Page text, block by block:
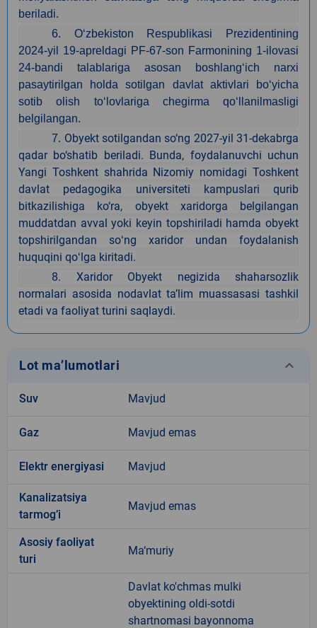
beriladi.
6. O‘zbekiston Respublikasi Prezidentining
2024-yil 19-apreldagi PF-67-son Farmonining 1-ilovasi
24-bandi talablariga asosan boshlang‘ich narxi
pasaytirilgan holda sotilgan davlat aktivlari bo‘yicha
sotib olish to‘lovlariga chegirma qo‘llanilmasligi
belgilangan.
7. Obyekt sotilgandan so‘ng 2027-yil 31-dekabrga
qadar bo‘shatib beriladi. Bunda, foydalanuvchi uchun
Yangi Toshkent shahrida Nizomiy nomidagi Toshkent
davlat pedagogika universiteti kampuslari qurib
bitkazilishiga ko‘ra, obyekt xaridorga belgilangan
muddatdan avval yoki keyin topshiriladi hamda obyekt
topshirilgandan soʻng xaridor undan foydalanish
huquqini qoʻlga kiritadi.
8. Xaridor Obyekt negizida shaharsozlik
normalari asosida nodavlat ta’lim muassasasi tashkil
etadi va faoliyat turini saqlaydi.
Lot ma’lumotlari keyboard_arrow_down
Suv Mavjud
Gaz Mavjud emas
Elektr energiyasi Mavjud
Kanalizatsiya
tarmogʼi
Mavjud emas
Аsosiy faoliyat
turi
Ma‘muriy
Davlat ko'chmas mulki
obyektining oldi-sotdi
shartnomasi bayonnoma